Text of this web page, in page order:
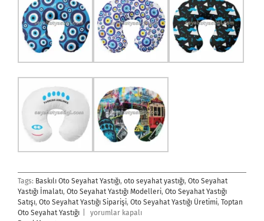
Tags: Baskılı Oto Seyahat Yastığı, oto seyahat yastığı, Oto Seyahat
Yastığı İmalatı, Oto Seyahat Yastığı Modelleri, Oto Seyahat Yastığı
Satışı, Oto Seyahat Yastığı Siparişi, Oto Seyahat Yastığı Üretimi, Toptan
Oto Seyahat Yastığı
Oto
yorumlar kapalı